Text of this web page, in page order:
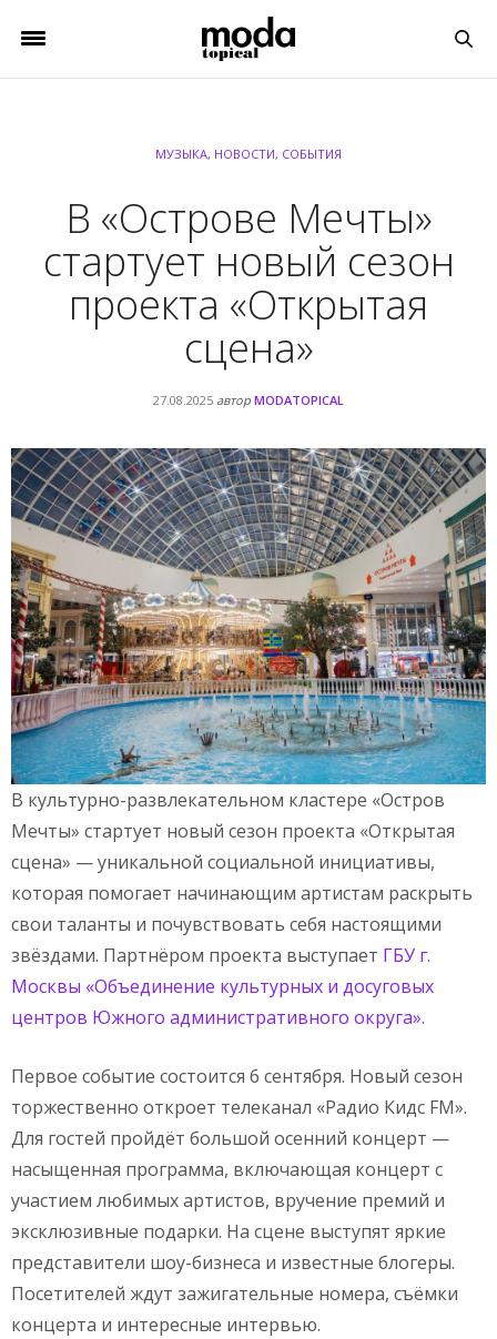
МУЗЫКА, НОВОСТИ, СОБЫТИЯ
В «Острове Мечты»
стартует новый сезон
проекта «Открытая
сцена»
27.08.2025 автор MODATOPICAL
В культурно-развлекательном кластере «Остров
Мечты» стартует новый сезон проекта «Открытая
сцена» — уникальной социальной инициативы,
которая помогает начинающим артистам раскрыть
свои таланты и почувствовать себя настоящими
звёздами. Партнёром проекта выступает ГБУ г.
Москвы «Объединение культурных и досуговых
центров Южного административного округа».
Первое событие состоится 6 сентября. Новый сезон
торжественно откроет телеканал «Радио Кидс FM».
Для гостей пройдёт большой осенний концерт —
насыщенная программа, включающая концерт с
участием любимых артистов, вручение премий и
эксклюзивные подарки. На сцене выступят яркие
представители шоу-бизнеса и известные блогеры.
Посетителей ждут зажигательные номера, съёмки
концерта и интересные интервью.